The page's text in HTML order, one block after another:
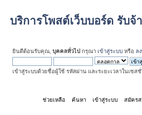
บริการโพสต์เว็บบอร์ด รับจ้
ยินดีต้อนรับคุณ, บุคคลทั่วไป กรุณา เข้าสู่ระบบ หรือ ล
เข้าสู่ระบบด้วยชื่อผู้ใช้ รหัสผ่าน และระยะเวลาในเซส
ช่วยเหลือ ค้นหา เข้าสู่ระบบ สมัคร